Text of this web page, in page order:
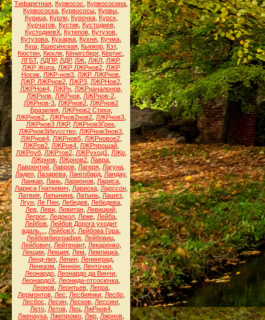
Тифаретная Курвосос Курвососина
Курвососка Курвососы Курвы
Курица, Курли, Курочка, Курск,
Курчатов, Кустик, Кустодиев,
КустодиевХ Кутепов Кутузов
Кутузова Кухарка Кухня Кучма
Куш
Кшесинская, Кьюкор, Кэт,
Кюстин Кюхля Кёнигсберг, Кёртис
ЛГБТ, ЛДПР, ЛДР, ЛЖ ЛЖЛ ЛЖР,
ЛЖР Жопа ЛЖР ЛЖРнов2 ЛЖР
Носик ЛЖР-нов3 ЛЖР. ЛЖРнов
ЛЖР. ЛЖРнов2, ЛЖР3, ЛЖРНов2,
ЛЖРНов4, ЛЖРн, ЛЖРначалонов,
ЛЖРнлв, ЛЖРнов, ЛЖРнов-2,
ЛЖРнов-3 ЛЖРнов2 ЛЖРнов2
Бразилия, ЛЖРнов2 Стихи,
ЛЖРнов2.
ЛЖРнов2нов2 ЛЖРнов3
ЛЖРнов3 ЛЖР, ЛЖРнов3Грек
ЛЖРнов3Икусство, ЛЖРнов3нов3,
ЛЖРнов4, ЛЖРнов5, ЛЖРновое2,
ЛЖРов2 ЛЖРов4 ЛЖРпрощай
ЛЖРпуб, ЛЖРтов2, ЛЖРуход1 ЛЖр,
ЛЖрнов ЛЖрнов2 Лавра
Лаврентий Лавров Лагеря Лагуна
Ладен, Лазарева, Лангобард, Ландау,
Ланкар Лань Ларионов Лариса
Лариса Гнаткевич
Лариска, Ларссон,
Латвия Латынина Латынь Лашез
Лгун Ле Пен Лебедев Лебедева
Лев, Леви, Левитан, Левицкий,
Легрос
Ледокол, Леже, Лейба,
Лейбов Лейбов Дорога уходит
вдаль...
ЛейбовХ, Лейбова Гора,
Лейбовбиография Лейбовиц
Лейбович
Лейтенант, Лекаренко,
Лекции Лекция Лем Лемпицка
Ленд-лиз, Ленин, Ленинград,
Ленказм
Леннон Ленточки
Леонардо Леонардо да Винчи
ЛеонардоХ Леонида-отсосючка
Леонов, Леонтьев, Лепра,
Лермонтов, Лес Лесбиянки, Лесбо,
Лесбос
Лесин, Лесков, Лессинг,
Лето, Летов, Лец, ЛжРнов4,
Лженаука Лжепромо Лжр Лжрнов